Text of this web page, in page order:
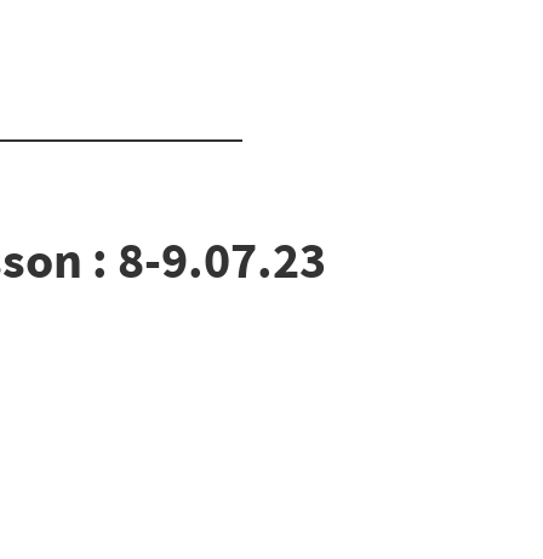
: 8-9.07.23